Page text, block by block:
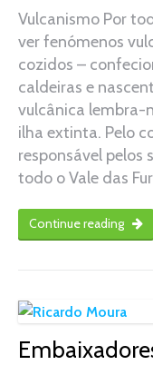
Vulcanismo Por
ver fenómenos
cozidos –
caldeiras e
vulcânica lembra-
ilha extinta. Pelo
responsável pelos
todo o Vale das
Continue reading